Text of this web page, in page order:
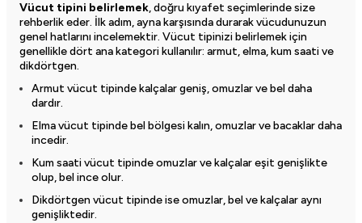
Vücut tipini belirlemek, doğru kıyafet seçimlerinde size
rehberlik eder. İlk adım, ayna karşısında durarak vücudunuzun
genel hatlarını incelemektir. Vücut tipinizi belirlemek için
genellikle dört ana kategori kullanılır: armut, elma, kum saati ve
dikdörtgen.
Armut vücut tipinde kalçalar geniş, omuzlar ve bel daha
dardır.
Elma vücut tipinde bel bölgesi kalın, omuzlar ve bacaklar daha
incedir.
Kum saati vücut tipinde omuzlar ve kalçalar eşit genişlikte
olup, bel ince olur.
Dikdörtgen vücut tipinde ise omuzlar, bel ve kalçalar aynı
genişliktedir.